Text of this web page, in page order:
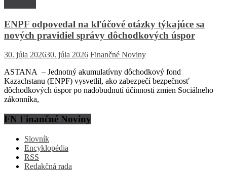
ENPF odpovedal na kľúčové otázky týkajúce sa
nových pravidiel správy dôchodkových úspor
30. júla 202630. júla 2026 Finančné Noviny
ASTANA – Jednotný akumulatívny dôchodkový fond
Kazachstanu (ENPF) vysvetlil, ako zabezpečí bezpečnosť
dôchodkových úspor po nadobudnutí účinnosti zmien Sociálneho
zákonníka,
FN Finančné Noviny
Slovník
Encyklopédia
RSS
Redakčná rada